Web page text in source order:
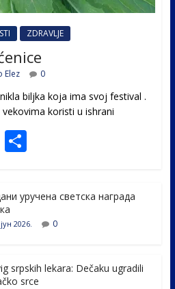
ZDRAVLJE
Elez 0
biljka koja ima svoj festival .
koristi u ishrani
S
e
уручена светска награда
2026. 0
srpskih lekara: Dečaku ugradili
srce